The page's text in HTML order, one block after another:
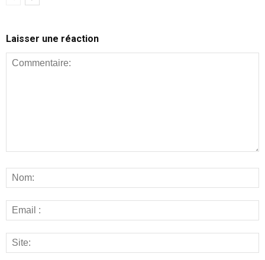
Laisser une réaction